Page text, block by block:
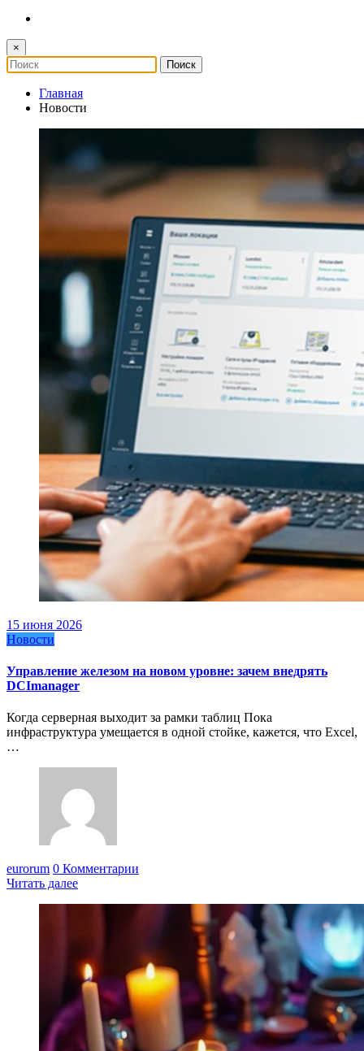
×
Главная
Новости
15 июня 2026
Новости
Управление железом на новом уровне: зачем внедрять
DCImanager
Когда серверная выходит за рамки таблиц Пока
инфраструктура умещается в одной стойке, кажется, что Excel,
…
eurorum 0 Комментарии
Читать далее